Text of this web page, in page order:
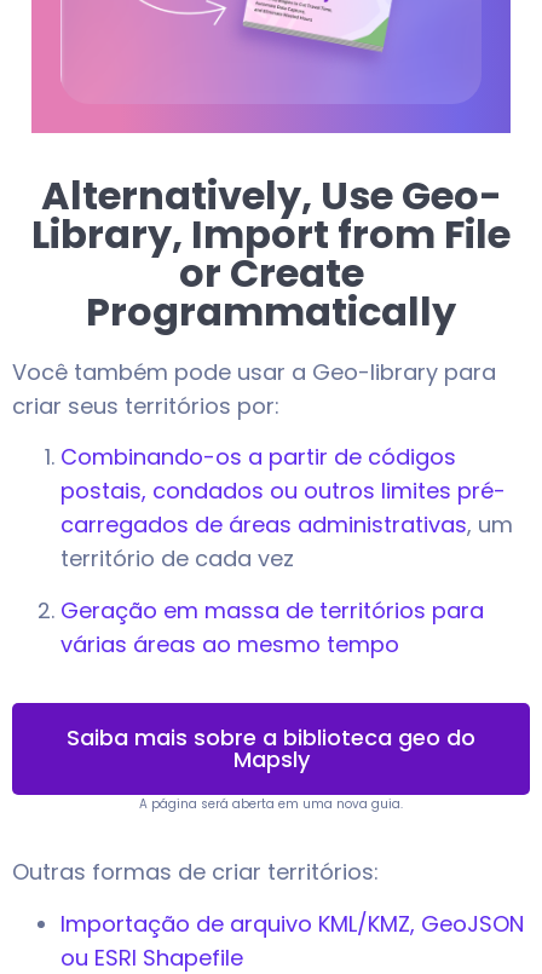
Alternatively, Use Geo-
Library, Import from File
or Create
Programmatically
Você também pode usar a Geo-library para
criar seus territórios por:
Combinando-os a partir de códigos
postais, condados ou outros limites pré-
carregados de áreas administrativas, um
território de cada vez
Geração em massa de territórios para
várias áreas ao mesmo tempo
Saiba mais sobre a biblioteca geo do
Mapsly
A página será aberta em uma nova guia.
Outras formas de criar territórios:
Importação de arquivo KML/KMZ, GeoJSON
ou ESRI Shapefile